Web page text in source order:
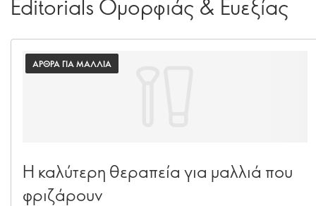
Editorials Ομορφιάς & Ευεξίας
ΑΡΘΡΑ ΓΙΑ ΜΑΛΛΙΑ
Η καλύτερη θεραπεία για μαλλιά που
φριζάρουν